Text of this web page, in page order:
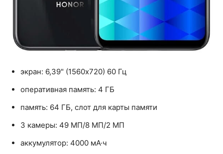
экран: 6,39" (1560x720) 60 Гц
оперативная память: 4 ГБ
память: 64 ГБ, слот для карты памяти
3 камеры: 49 МП/8 МП/2 МП
аккумулятор: 4000 мА·ч